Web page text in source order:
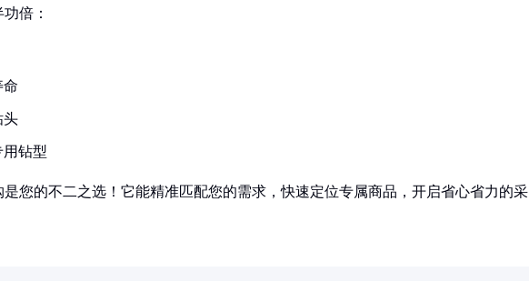
倍：
命
头
钻型
您的不二之选！它能精准匹配您的需求，快速定位专属商品，开启省心省力的采